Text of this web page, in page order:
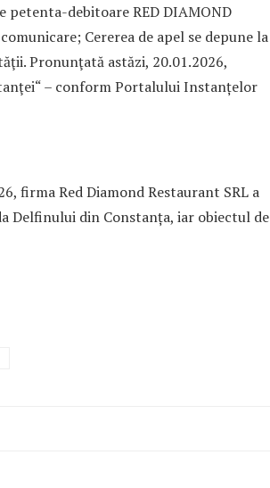
petenta-debitoare RED DIAMOND
Cererea de apel se depune la
Pronunţată astăzi, 20.01.2026,
– conform Portalului Instanțelor
firma Red Diamond Restaurant SRL a
Delfinului din Constanța, iar obiectul de